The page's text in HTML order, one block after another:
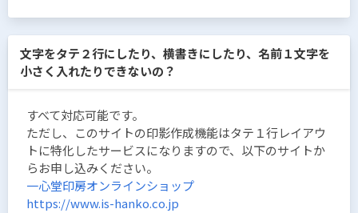
文字をタテ２行にしたり、横書きにしたり、名前１文字を
小さく入れたりできないの？
すべて対応可能です。
ただし、このサイトの印影作成機能はタテ１行レイアウ
トに特化したサービスになりますので、以下のサイトか
らお申し込みください。
一心堂印房オンラインショップ
https://www.is-hanko.co.jp